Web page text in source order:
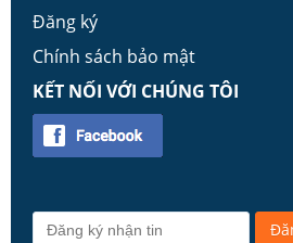
Đăng ký
Chính sách bảo mật
KẾT NỐI VỚI CHÚNG TÔI